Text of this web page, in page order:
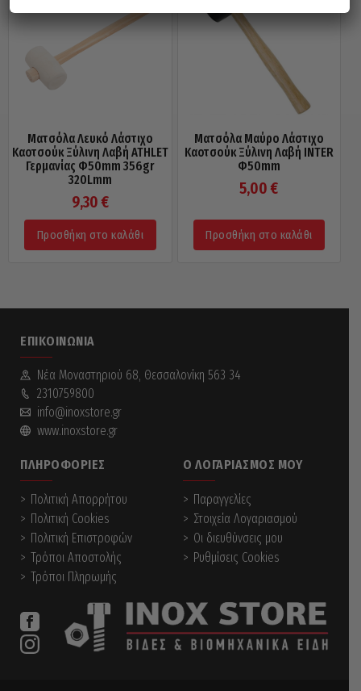
Ματσόλα Λευκό Λάστιχο
Καοτσούκ Ξύλινη Λαβή ATHLET
Γερμανίας Φ50mm 356gr
320Lmm
9,30 €
Προσθήκη στο καλάθι
Ματσόλα Μαύρο Λάστιχο
Καοτσούκ Ξύλινη Λαβή INTER
Φ50mm
5,00€
Προσθήκη στο καλάθι
ΕΠΙΚΟΙΝΩΝΊΑ
Νέα Mοναστηριού 68, Θεσσαλονίκη 563 34
2310759800
info@inoxstore.gr
www.inoxstore.gr
ΠΛΗΡΟΦΟΡΊΕΣ
Πολιτική Απορρήτου
Πολιτική Cookies
Πολιτική Επιστροφών
Τρόποι Αποστολής
Τρόποι Πληρωμής
Ο ΛΟΓΑΡΙΑΣΜΌΣ ΜΟΥ
Παραγγελίες
Στοιχεία Λογαριασμού
Οι διευθύνσεις μου
Ρυθμίσεις Cookies